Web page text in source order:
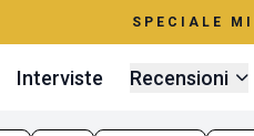
SPECIALE
Interviste Recensioni